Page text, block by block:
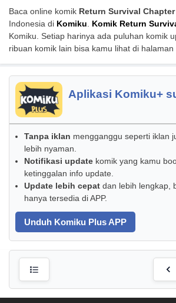
Baca online komik Return Survival Chapter
Indonesia di Komiku. Komik Return
Komiku. Setiap harinya ada puluhan komik
ribuan komik lain bisa kamu lihat di halaman
Aplikasi Komiku+
Tanpa iklan mengganggu seperti iklan
lebih nyaman.
Notifikasi update komik yang kamu
ketinggalan info update.
Update lebih cepat dan lebih lengkap,
hanya tersedia di APP.
Unduh Komiku Plus APP